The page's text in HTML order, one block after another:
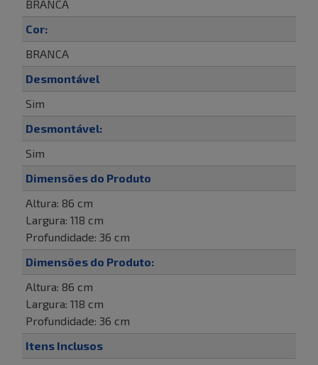
BRANCA
Cor:
BRANCA
Desmontável
Sim
Desmontável:
Sim
Dimensões do Produto
Altura: 86 cm
Largura: 118 cm
Profundidade: 36 cm
Dimensões do Produto:
Altura: 86 cm
Largura: 118 cm
Profundidade: 36 cm
Itens Inclusos